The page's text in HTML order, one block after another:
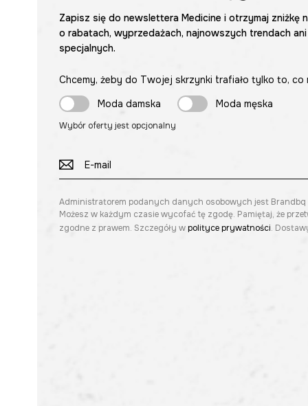
Zapisz się do newslettera Medicine i otrzymaj zniżkę
o rabatach, wyprzedażach, najnowszych trendach
specjalnych.
Chcemy, żeby do Twojej skrzynki trafiało tylko to,
Moda damska
Moda męska
Wybór oferty jest opcjonalny
Administratorem podanych danych osobowych jest Brandbq
Możesz w każdym czasie wycofać tę zgodę. Pamiętaj, że
zgodne z prawem. Szczegóły wpolityce prywatności.